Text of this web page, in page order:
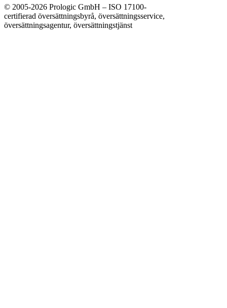
© 2005-2026 Prologic GmbH – ISO 17100-
certifierad översättningsbyrå, översättningsservice,
översättningsagentur, översättningstjänst